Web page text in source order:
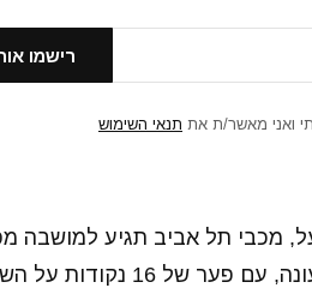
ואני מאשר/ת את תנאי השימוש
מכבי תל אביב תגיע למושבה
מוליכה את הליגה בבטחה ללא הפסד